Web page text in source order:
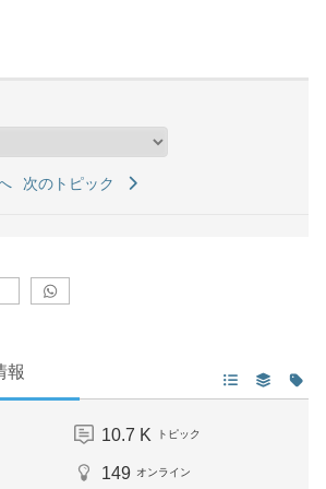
次のトピック
報
10.7 K トピック
149 オンライン